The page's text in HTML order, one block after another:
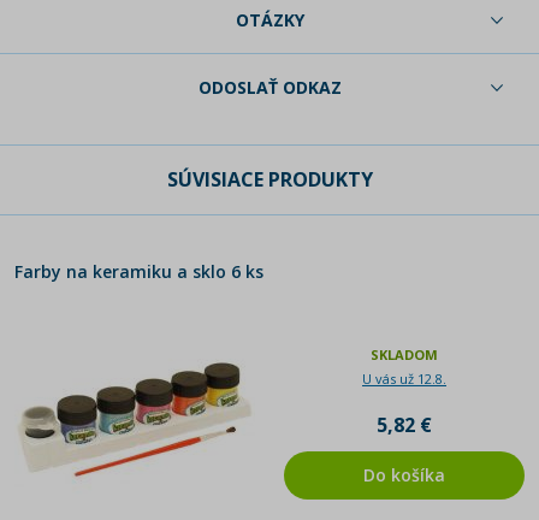
OTÁZKY
ODOSLAŤ ODKAZ
SÚVISIACE PRODUKTY
Farby na keramiku a sklo 6 ks
SKLADOM
U vás už 12.8.
5,82 €
Do košíka